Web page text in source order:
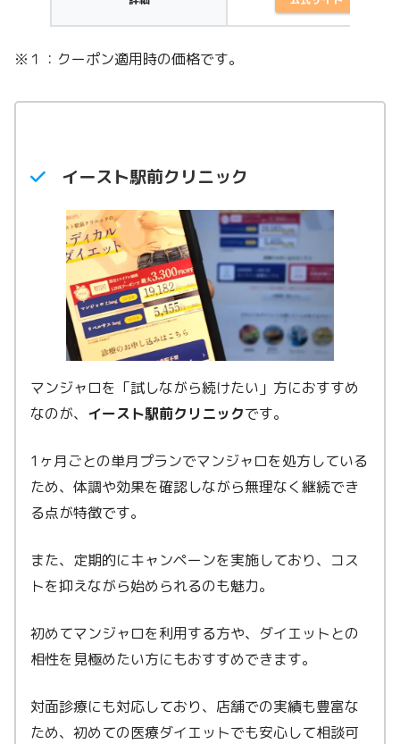
※１：クーポン適用時の価格です。
イースト駅前クリニック
マンジャロを「試しながら続けたい」方におすすめ
なのが、 イースト駅前クリニックです。
1ヶ月ごとの単月プランでマンジャロを処方している
ため、体調や効果を確認しながら無理なく継続でき
る点が特徴です。
また、定期的にキャンペーンを実施しており、コス
トを抑えながら始められるのも魅力。
初めてマンジャロを利用する方や、ダイエットとの
相性を見極めたい方にもおすすめできます。
対面診療にも対応しており、店舗での実績も豊富な
ため、初めての医療ダイエットでも安心して相談可